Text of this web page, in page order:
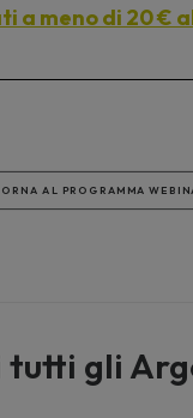
a meno di 20 €
AL PROGRAMMA
tutti gli